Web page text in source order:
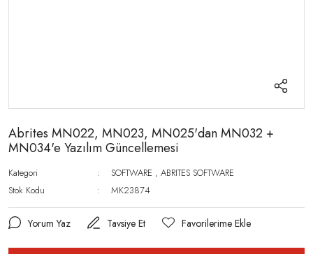
Abrites MN022, MN023, MN025'dan MN032 +
MN034'e Yazılım Güncellemesi
Kategori SOFTWARE ,ABRITES SOFTWARE
Stok Kodu
MK23874
Yorum Yaz Tavsiye Et